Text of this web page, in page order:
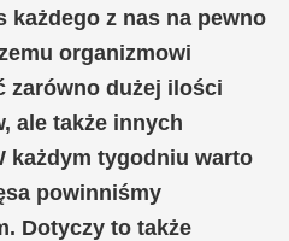
każdego z nas na pewno
organizmowi
zarówno dużej ilości
ale także innych
każdym tygodniu warto
powinniśmy
Dotyczy to także